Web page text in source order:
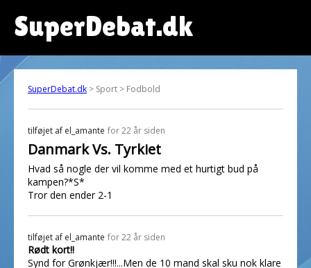
SuperDebat.dk
SuperDebat.dk > Sport > Fodbold
tilføjet af el_amante for 22 år siden
Danmark Vs. Tyrkiet
Hvad så nogle der vil komme med et hurtigt bud på
kampen?*S*
Tror den ender 2-1
tilføjet af el_amante for 22 år siden
Rødt kort!!
Synd for Grønkjær!!!...Men de 10 mand skal sku nok klare